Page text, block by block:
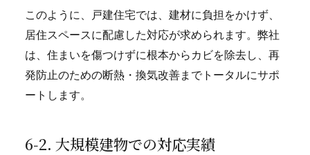
このように、戸建住宅では、建材に負担をかけず、
居住スペースに配慮した対応が求められます。弊社
は、住まいを傷つけずに根本からカビを除去し、再
発防止のための断熱・換気改善までトータルにサポ
ートします。
6‑2. 大規模建物での対応実績